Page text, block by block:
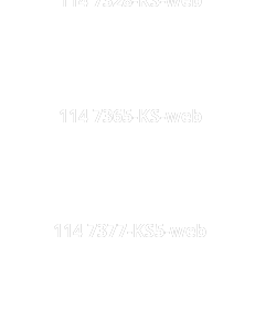
114 7365-KS-web
114 7377-KS5-web